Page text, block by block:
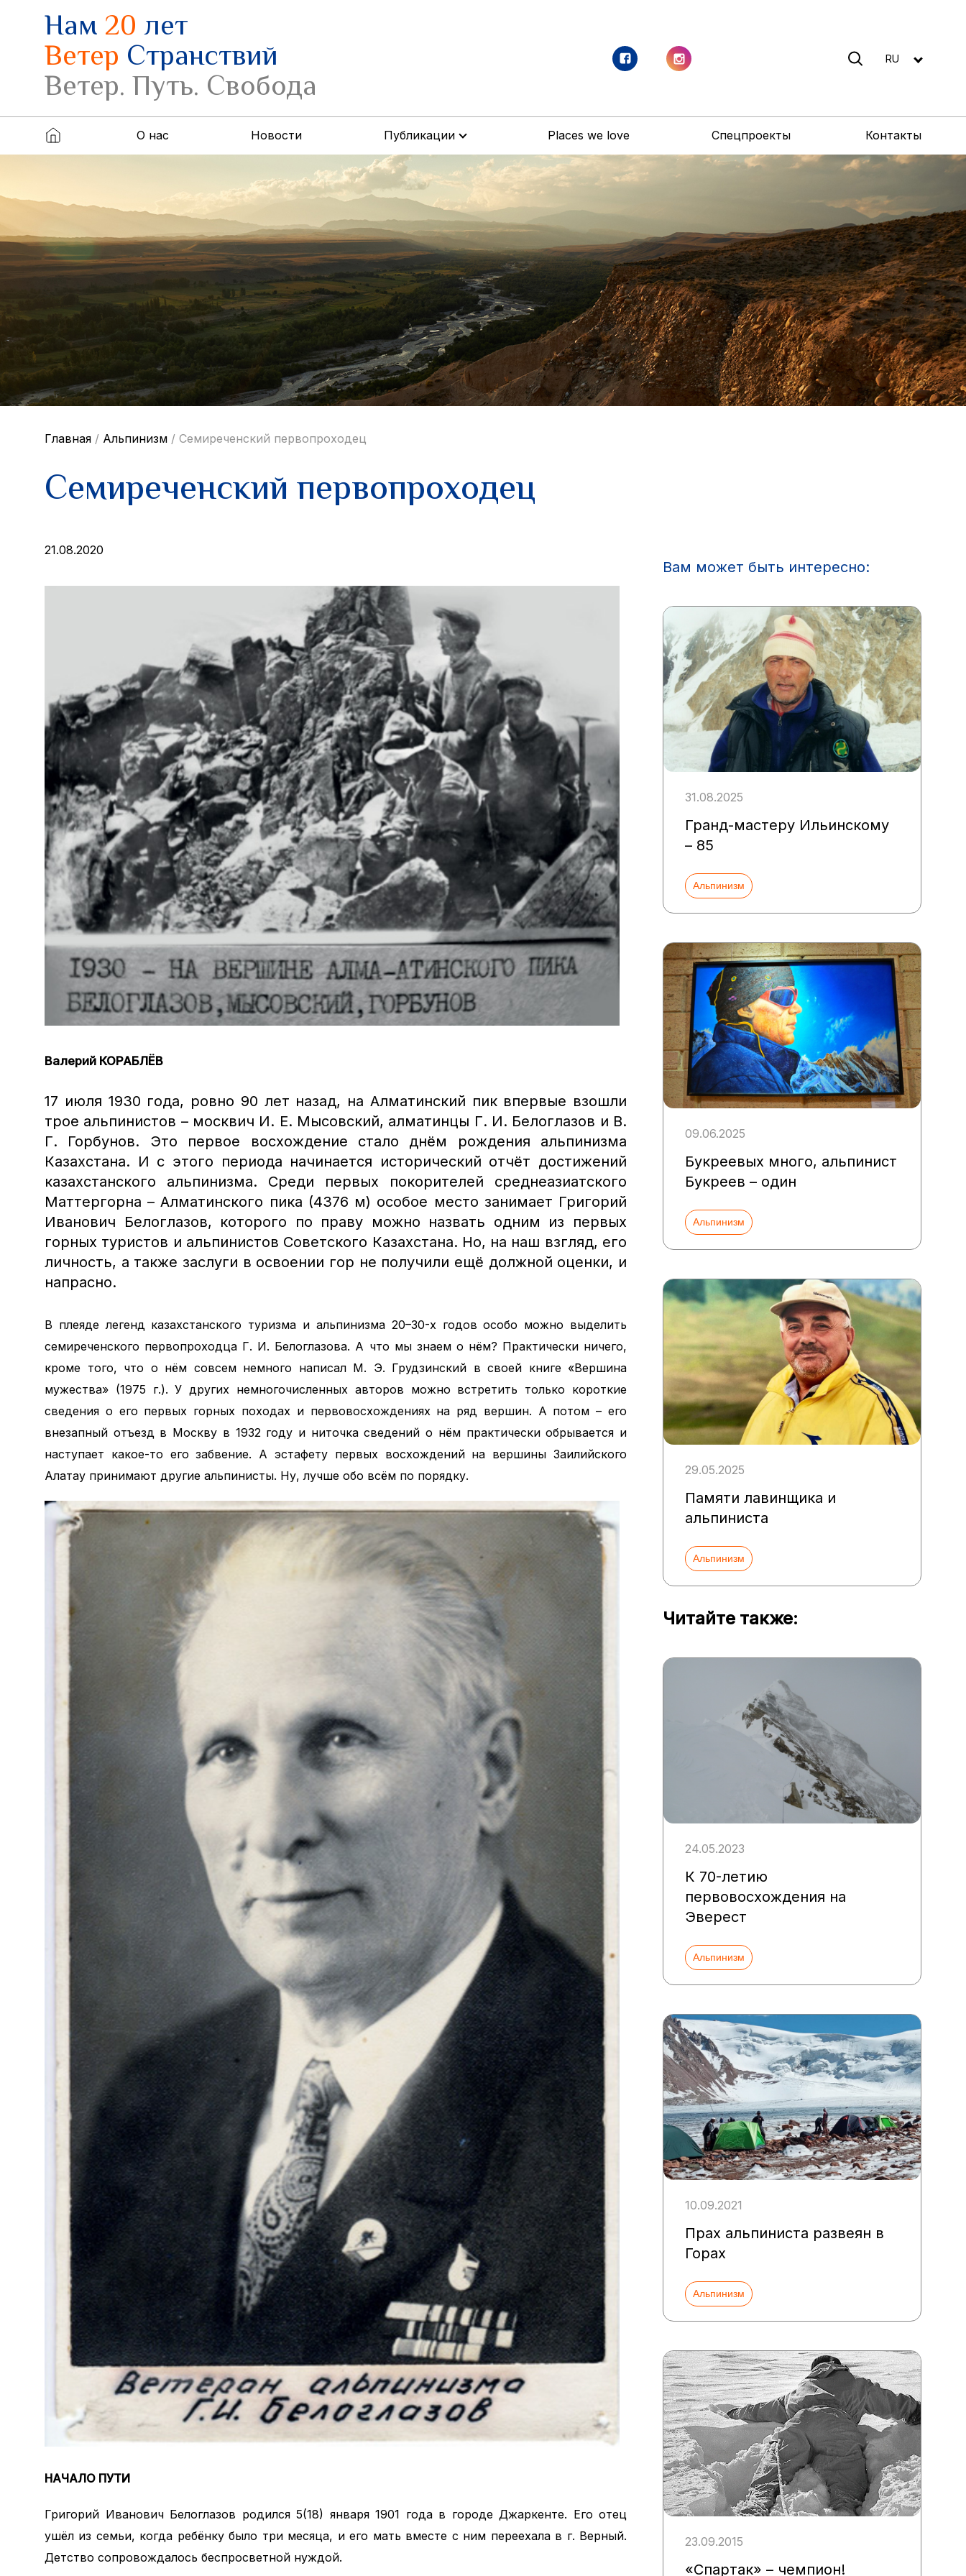
Нам20лет
Ветер Странствий
Ветер. Путь. Свобода
RU
О нас Новости Публикации Places we love Спецпроекты Контакты
Главная / Альпинизм / Семиреченский первопроходец
Семиреченский первопроходец
21.08.2020
Валерий КОРАБЛЁВ
17 июля 1930 года, ровно 90 лет назад, на Алматинский пик впервые взошли
трое альпинистов – москвич И. Е. Мысовский, алматинцы Г. И. Белоглазов и В.
Г. Горбунов. Это первое восхождение стало днём рождения альпинизма
Казахстана. И с этого периода начинается исторический отчёт достижений
казахстанского альпинизма. Среди первых покорителей среднеазиатского
Маттергорна – Алматинского пика (4376 м) особое место занимает Григорий
Иванович Белоглазов, которого по праву можно назвать одним из первых
горных туристов и альпинистов Советского Казахстана. Но, на наш взгляд, его
личность, а также заслуги в освоении гор не получили ещё должной оценки, и
напрасно.
В плеяде легенд казахстанского туризма и альпинизма 20–30-х годов особо можно выделить
семиреченского первопроходца Г. И. Белоглазова. А что мы знаем о нём? Практически ничего,
кроме того, что о нём совсем немного написал М. Э. Грудзинский в своей книге «Вершина
мужества» (1975 г.). У других немногочисленных авторов можно встретить только короткие
сведения о его первых горных походах и первовосхождениях на ряд вершин. А потом – его
внезапный отъезд в Москву в 1932 году и ниточка сведений о нём практически обрывается и
наступает какое-то его забвение. А эстафету первых восхождений на вершины Заилийского
Алатау принимают другие альпинисты. Ну, лучше обо всём по порядку.
НАЧАЛО ПУТИ
Григорий Иванович Белоглазов родился 5(18) января 1901 года в городе Джаркенте. Его отец
ушёл из семьи, когда ребёнку было три месяца, и его мать вместе с ним переехала в г. Верный.
Детство сопровождалось беспросветной нуждой.
Вам может быть интересно:
31.08.2025
Гранд-мастеру Ильинскому
– 85
Альпинизм
09.06.2025
Букреевых много, альпинист
Букреев – один
Альпинизм
29.05.2025
Памяти лавинщика и
альпиниста
Альпинизм
Читайте также:
24.05.2023
К 70-летию
первовосхождения на
Эверест
Альпинизм
10.09.2021
Прах альпиниста развеян в
Горах
Альпинизм
23.09.2015
«Спартак» – чемпион!